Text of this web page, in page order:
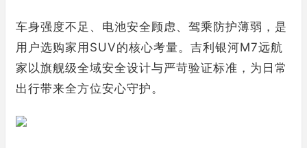
车身强度不足、电池安全顾虑、驾乘防护薄弱，是
用户选购家用SUV的核心考量。吉利银河M7远航
家以旗舰级全域安全设计与严苛验证标准，为日常
出行带来全方位安心守护。